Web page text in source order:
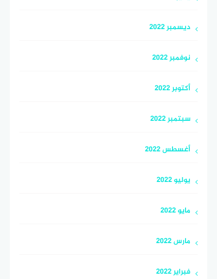
ديسمبر 2022
نوفمبر 2022
أكتوبر 2022
سبتمبر 2022
أغسطس 2022
يوليو 2022
مايو 2022
مارس 2022
فبراير 2022